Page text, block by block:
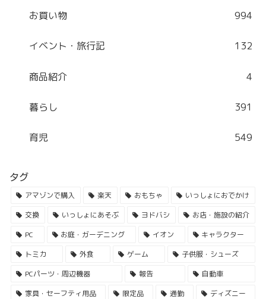
お買い物 994
イベント・旅行記 132
商品紹介 4
暮らし 391
育児 549
タグ
アマゾンで購入 楽天 おもちゃ
いっしょにおでかけ
交換
いっしょにあそぶ ヨドバシ
お店・施設の紹介
PC
お庭・ガーデニング イオン
キャラクター
トミカ
外食 ゲーム
子供服・シューズ
PCパーツ・周辺機器
報告
自動車
家具・セーフティ用品
限定品 通勤
ディズニー